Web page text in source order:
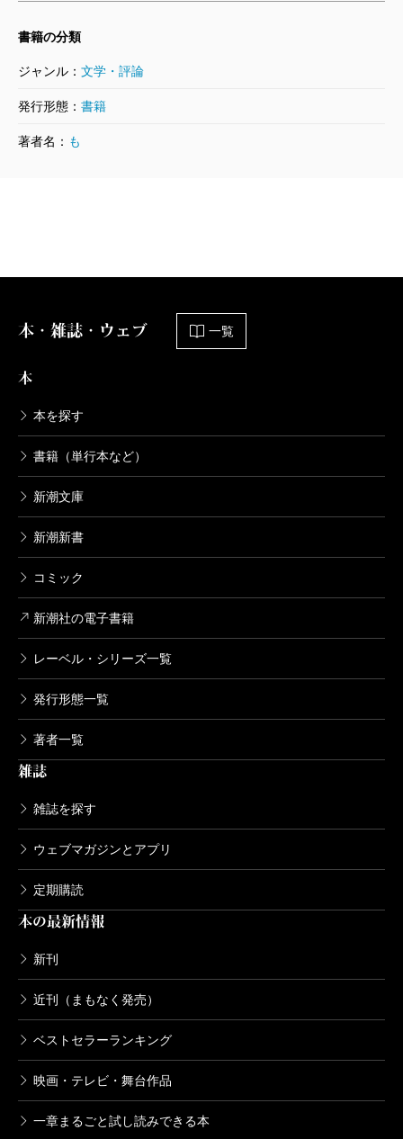
ッチ一緒に観に行ったりしたなあ。
大槻またもやアイタタタ！（笑）
燃え殻 大槻さんが出たプロレス大会も観に行きまし
大人になってよかったんだ？
燃え殻彼女は大槻さんのそういうエッジーな成分を
丸ごと摂取してたから、寺山修司も映画もプロレスも
大好きだったんです。でもその尖ってお洒落なことに
でたまたま見かけたら、アイコンが死ぬほどダサかっ
たんですよ！
大槻それ小説にも書いてたけど、どんな写真だった
の？
燃え殻
なんか東京マラソンに出場するために旦那と
お揃いのジャージ着て、ストレッチしてるアイコンな
ばしてるんですよ?!
大槻
だから、いーじゃない！（笑） 人間には歴史
があるの。今、彼女はストレッチ期なの。
燃え殻そんな時期、あるんすか。
大槻あるの。わかるよ、そういうの。
燃え殻
大槻だったら旦那と民族衣装着て無農薬野菜作って
るとか、難解なイラン映画を観に行ってたら、納得す
るの？
燃え殻そうか……。
書籍の分類
ジャンル： 文学・評論
発行形態： 書籍
著者名： も
本・雑誌・ウェブ 一覧
本
本を探す
書籍（単行本など）
新潮文庫
新潮新書
コミック
新潮社の電子書籍
レーベル・シリーズ一覧
発行形態一覧
著者一覧
雑誌
雑誌を探す
ウェブマガジンとアプリ
定期購読
本の最新情報
新刊
近刊（まもなく発売）
ベストセラーランキング
映画・テレビ・舞台作品
一章まるごと試し読みできる本